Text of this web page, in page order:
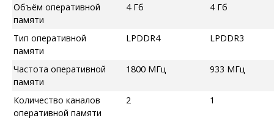
Объём оперативной
памяти
4 Гб 4 Гб
Тип оперативной
памяти
LPDDR4 LPDDR3
Частота оперативной
памяти
1800 МГц 933 МГц
Количество каналов
оперативной памяти
2 1